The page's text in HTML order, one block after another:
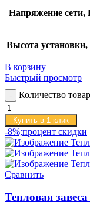
Напряжение сети,
Высота
В корзину
Быстрый просмотр
Количество
Купить в 1 клик
-8%;процент скидки
Сравнить
Тепловая